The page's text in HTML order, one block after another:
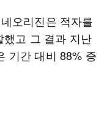
오리진은 적자를
고 그 결과 지난
기간 대비 88% 증